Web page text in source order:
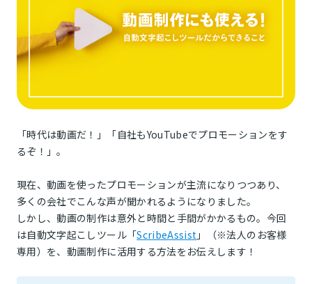
「時代は動画だ！」「自社もYouTubeでプロモーションをす
るぞ！」。
現在、動画を使ったプロモーションが主流になりつつあり、
多くの会社でこんな声が聞かれるようになりました。
しかし、動画の制作は意外と時間と手間がかかるもの。今回
は自動文字起こしツール「ScribeAssist 」（※法人のお客様
専用）を、動画制作に活用する方法をお伝えします！